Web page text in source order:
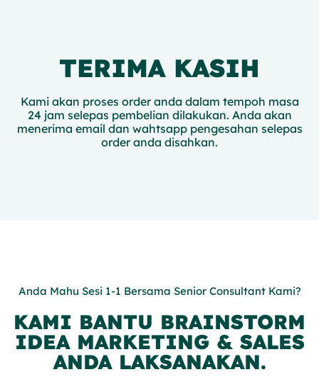
TERIMA KASIH
Kami akan proses order anda dalam tempoh masa
24 jam selepas pembelian dilakukan. Anda akan
menerima email dan wahtsapp pengesahan selepas
order anda disahkan.
Anda Mahu Sesi 1-1 Bersama Senior Consultant Kami?
KAMI BANTU BRAINSTORM
IDEA MARKETING & SALES
ANDA LAKSANAKAN.